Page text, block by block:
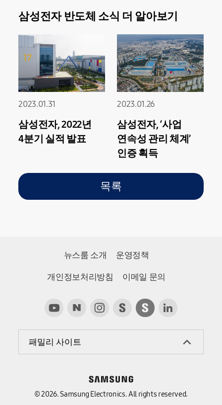
삼성전자 반도체 소식 더 알아보기
2023.01.31
삼성전자, 2022년
4분기 실적 발표
2023.01.26
삼성전자, ‘사업
연속성 관리 체계’
인증 획득
목록
뉴스룸 소개 운영정책
개인정보처리방침 이메일 문의
패밀리 사이트
© 2026. Samsung Electronics. All rights reserved.